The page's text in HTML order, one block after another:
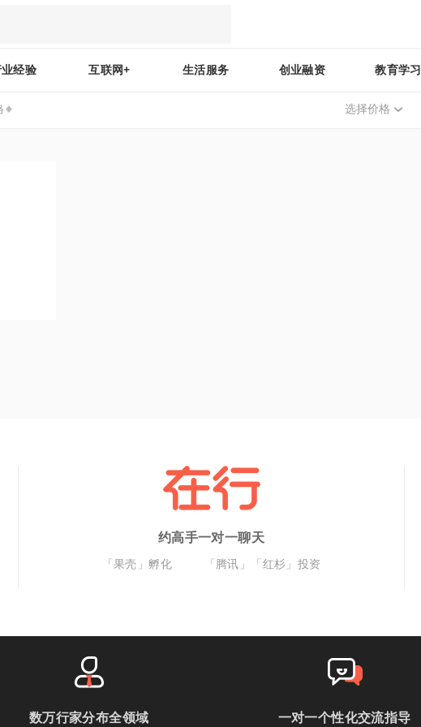
经验 互联网+ 生活服务 创业融资 教育学习
选择价格
约高手一对一聊天
「果壳」孵化 「腾讯」「红杉」投资
数万行家分布全领域 一对一个性化交流指导